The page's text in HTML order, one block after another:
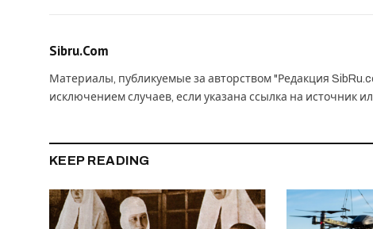
Sibru.Com
Материалы, публикуемые за авторством "Редакция
исключением случаев, если указана ссылка на источник
KEEP READING